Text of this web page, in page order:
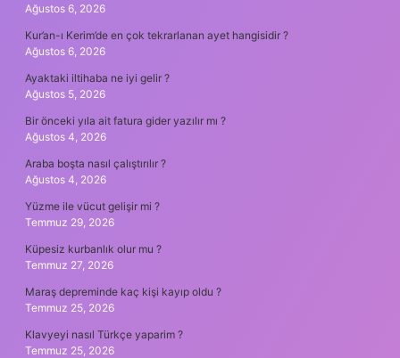
Ağustos 6, 2026
Kur’an-ı Kerim’de en çok tekrarlanan ayet hangisidir ?
Ağustos 6, 2026
Ayaktaki iltihaba ne iyi gelir ?
Ağustos 5, 2026
Bir önceki yıla ait fatura gider yazılır mı ?
Ağustos 4, 2026
Araba boşta nasıl çalıştırılır ?
Ağustos 4, 2026
Yüzme ile vücut gelişir mi ?
Temmuz 29, 2026
Küpesiz kurbanlık olur mu ?
Temmuz 27, 2026
Maraş depreminde kaç kişi kayıp oldu ?
Temmuz 25, 2026
Klavyeyi nasıl Türkçe yaparim ?
Temmuz 25, 2026